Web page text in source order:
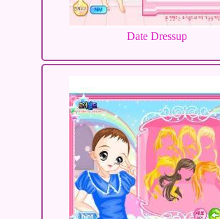
Date Dressup